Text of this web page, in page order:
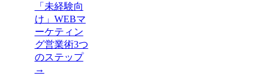
「未経験向
け」WEBマ
ーケティン
グ営業術3つ
のステップ
→